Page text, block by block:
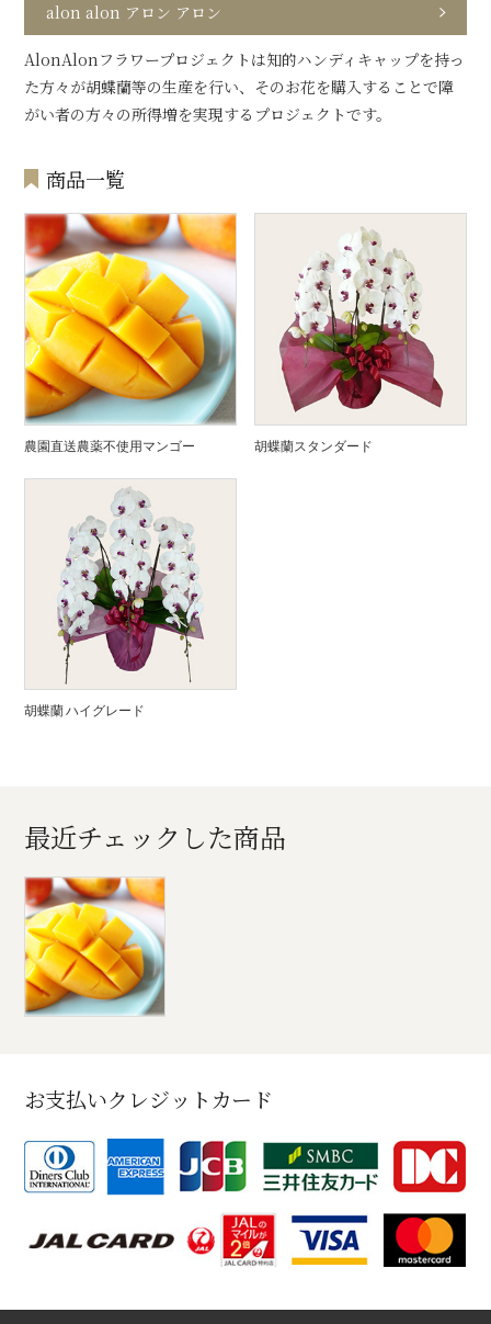
alon alon アロン アロン
AlonAlonフラワープロジェクトは知的ハンディキャップを持っ
た方々が胡蝶蘭等の生産を行い、そのお花を購入することで障
がい者の方々の所得増を実現するプロジェクトです。
商品一覧
農園直送農薬不使用マンゴー 胡蝶蘭スタンダード
胡蝶蘭 ハイグレード
最近チェックした商品
お支払いクレジットカード